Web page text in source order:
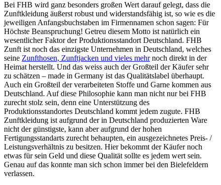
Bei FHB wird ganz besonders großen Wert darauf gelegt, dass die
Zunftkleidung äußerst robust und widerstandsfähig ist, so wie es die
jeweiligen Anfangsbuchstaben im Firmennamen schon sagen: Für
Höchste Beanspruchung! Getreu diesem Motto ist natürlich ein
wesentlicher Faktor der Produktionsstandort Deutschland. FHB
Zunft ist noch das einzigste Unternehmen in Deutschland, welches
seine Zunfthosen, Zunftjacken und vieles mehrnoch direkt in der
Heimat herstellt. Und das weiss auch der Großteil der Käufer sehr
zu schätzen – made in Germany ist das Qualitätslabel überhaupt.
Auch ein Großteil der verarbeiteten Stoffe und Garne kommen aus
Deutschland. Auf diese Philosophie kann man nicht nur bei FHB
zurecht stolz sein, denn eine Unterstützung des
Produktionsstandortes Deutschland kommt jedem zugute. FHB
Zunftkleidung ist aufgrund der in Deutschland produzierten Ware
nicht der günstigste, kann aber aufgrund der hohen
Fertigungsstandarts zurecht behaupten, ein ausgezeichnetes Preis- /
Leistungsverhältnis zu besitzen. Hier bekommt der Käufer noch
etwas für sein Geld und diese Qualität sollte es jedem wert sein.
Genau auf das konnte man sich schon immer bei den Bielefeldern
verlassen.